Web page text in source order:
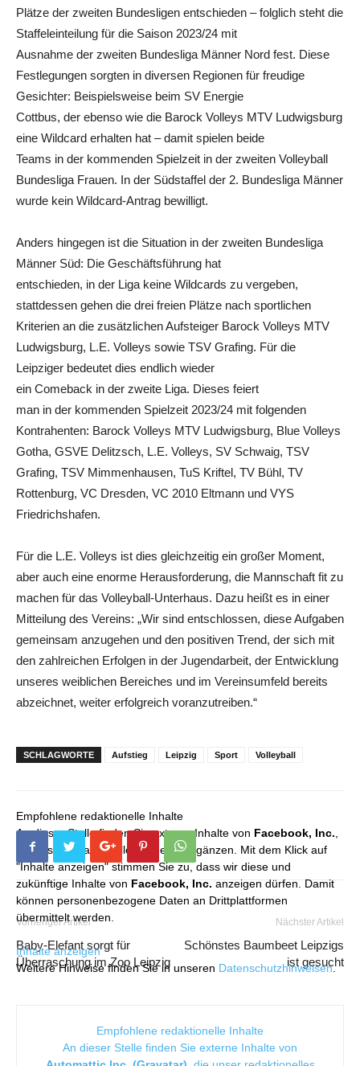
Plätze der zweiten Bundesligen entschieden – folglich steht die
Staffeleinteilung für die Saison 2023/24 mit
Ausnahme der zweiten Bundesliga Männer Nord fest. Diese
Festlegungen sorgten in diversen Regionen für freudige
Gesichter: Beispielsweise beim SV Energie
Cottbus, der ebenso wie die Barock Volleys MTV Ludwigsburg
eine Wildcard erhalten hat – damit spielen beide
Teams in der kommenden Spielzeit in der zweiten Volleyball
Bundesliga Frauen. In der Südstaffel der 2. Bundesliga Männer
wurde kein Wildcard-Antrag bewilligt.
Anders hingegen ist die Situation in der zweiten Bundesliga
Männer Süd: Die Geschäftsführung hat
entschieden, in der Liga keine Wildcards zu vergeben,
stattdessen gehen die drei freien Plätze nach sportlichen
Kriterien an die zusätzlichen Aufsteiger Barock Volleys MTV
Ludwigsburg, L.E. Volleys sowie TSV Grafing. Für die
Leipziger bedeutet dies endlich wieder
ein Comeback in der zweite Liga. Dieses feiert
man in der kommenden Spielzeit 2023/24 mit folgenden
Kontrahenten: Barock Volleys MTV Ludwigsburg, Blue Volleys
Gotha, GSVE Delitzsch, L.E. Volleys, SV Schwaig, TSV
Grafing, TSV Mimmenhausen, TuS Kriftel, TV Bühl, TV
Rottenburg, VC Dresden, VC 2010 Eltmann und VYS
Friedrichshafen.
Für die L.E. Volleys ist dies gleichzeitig ein großer Moment,
aber auch eine enorme Herausforderung, die Mannschaft fit zu
machen für das Volleyball-Unterhaus. Dazu heißt es in einer
Mitteilung des Vereins: „Wir sind entschlossen, diese Aufgaben
gemeinsam anzugehen und den positiven Trend, der sich mit
den zahlreichen Erfolgen in der Jugendarbeit, der Entwicklung
unseres weiblichen Bereiches und im Vereinsumfeld bereits
abzeichnet, weiter erfolgreich voranzutreiben.“
SCHLAGWORTE Aufstieg Leipzig Sport Volleyball
Empfohlene redaktionelle Inhalte
An dieser Stelle finden Sie externe Inhalte von Facebook, Inc.
die unser redaktionelles Angebot ergänzen. Mit dem Klick auf
"Inhalte anzeigen" stimmen Sie zu, dass wir diese und
zukünftige Inhalte von Facebook, Inc. anzeigen dürfen. Damit
können personenbezogene Daten an Drittplattformen
übermittelt werden.
Inhalte anzeigen
Weitere Hinweise finden Sie in unseren Datenschutzhinweisen.
Vorheriger Artikel
Baby-Elefant sorgt für
Überraschung im Zoo Leipzig
Nächster Artikel
Schönstes Baumbeet Leipzigs
ist gesucht
Empfohlene redaktionelle Inhalte
An dieser Stelle finden Sie externe Inhalte von